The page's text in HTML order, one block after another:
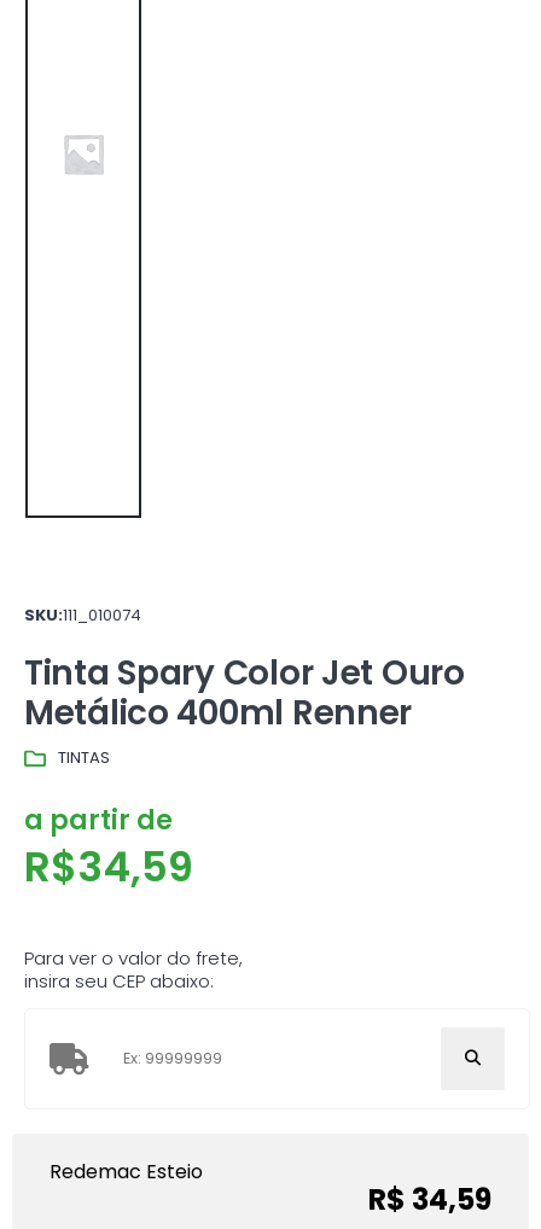
SKU:111_010074
Tinta Spary Color Jet Ouro
Metálico 400ml Renner
TINTAS
a partir de
R$34,59
Para ver o valor do frete,
insira seu CEP abaixo:
Redemac Esteio
R$ 34,59